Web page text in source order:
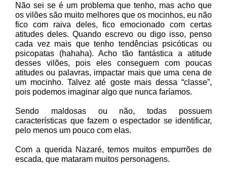
Não sei se é um problema que tenho, mas acho que
os vilões são muito melhores que os mocinhos, eu não
fico com raiva deles, fico emocionado com certas
atitudes deles. Quando escrevo ou digo isso, penso
cada vez mais que tenho tendências psicóticas ou
psicopatas (hahaha). Acho tão fantástica a atitude
desses vilões, pois eles conseguem com poucas
atitudes ou palavras, impactar mais que uma cena de
um mocinho. Talvez até goste mais dessa “classe”,
pois podemos imaginar algo que nunca faríamos.
Sendo maldosas ou não, todas possuem
características que fazem o espectador se identificar,
pelo menos um pouco com elas.
Com a querida Nazaré, temos muitos empurrões de
escada, que mataram muitos personagens.